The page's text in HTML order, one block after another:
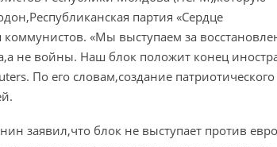
партия «Сердце
«Мы выступаем за
не войны. Наш блок положит конец
По его словам,создание
заявил,что блок не выступает против